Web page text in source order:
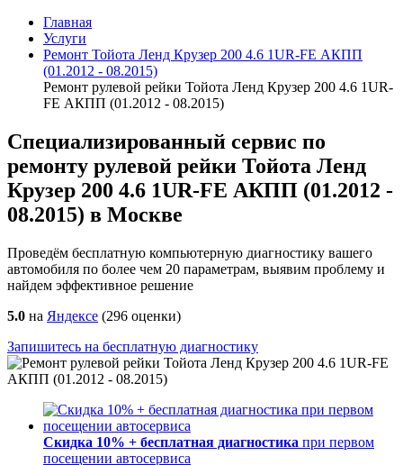
Главная
Услуги
Ремонт Тойота Ленд Крузер 200 4.6 1UR-FE АКПП
(01.2012 - 08.2015)
Ремонт рулевой рейки Тойота Ленд Крузер 200 4.6 1UR-
FE АКПП (01.2012 - 08.2015)
Специализированный сервис по
ремонту рулевой рейки Тойота Ленд
Крузер 200 4.6 1UR-FE АКПП (01.2012 -
08.2015) в Москве
Проведём бесплатную компьютерную диагностику вашего
автомобиля по более чем 20 параметрам, выявим проблему и
найдем эффективное решение
5.0 на Яндексе (296 оценки)
Запишитесь на бесплатную диагностику
Скидка 10% + бесплатная диагностика при первом
посещении автосервиса